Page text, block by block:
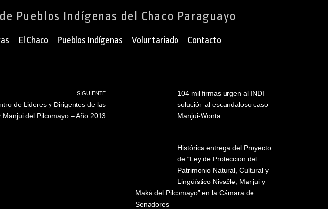
Pueblos Indígenas del Chaco Paraguayo
El Chaco Pueblos Indígenas Voluntariado Contacto
SIGUIENTE
de Lideres y Dirigentes de las
del Pilcomayo – Año 2013
104 mil firmas urgen al INDI
solución al escandaloso caso
Manjui-Wonta.
Histórica entrega del Proyecto
de “Ley de Protección del
Patrimonio Natural, Cultural y
Lingüístico Nivaĉle, Manjui y
Maká del Pilcomayo” en la Cámara de
Senadores